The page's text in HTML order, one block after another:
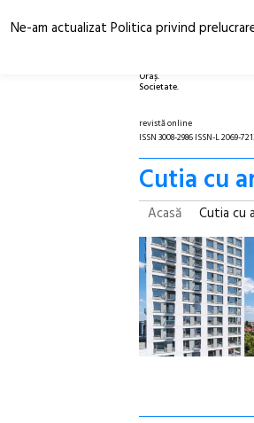
Oraș.
Societate.
revistă online
ISSN 3008-2986 ISSN-L 2069-
Cutia cu
Acasă Cutia cu
Ne-am actualizat Politica privind